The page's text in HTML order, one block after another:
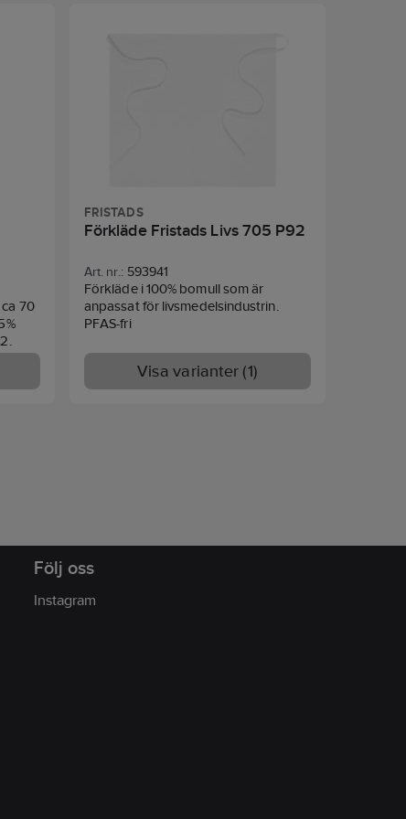
med
och
70
FRISTADS
Förkläde Fristads Livs 705 P92
Art. nr.: 593941
Förkläde i 100% bomull som är
anpassat för livsmedelsindustrin.
PFAS-fri
Visa varianter (1)
Följ oss
Instagram